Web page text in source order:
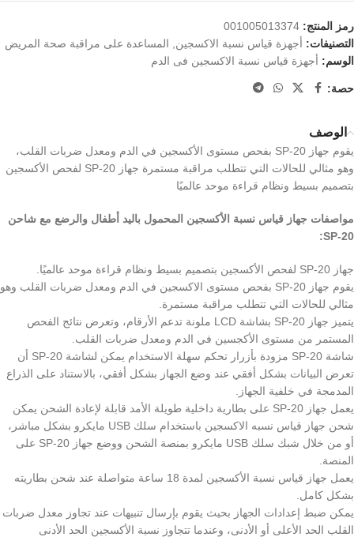
رمز المنتج: 001005013374
التصنيفات: أجهزة قياس نسبة الاكسجين
المساعدة على مراقبة صحة المريض
الوسم: أجهزة قياس نسبة الاكسجين فى الدم
حصة:
الوصف
يقوم جهاز SP-20 بفحص مستوى الأكسجين في الدم ومعدل ضربات القلب،
وهو مثالي للحالات التي تتطلب مراقبة مستمرة جهاز SP-20 لفحص الأكسجين
بتصميم بسيط ونظام قراءة موحد عالميًا
مواصفات جهاز قياس نسبة الأكسجين المحمول باليد أطفال والرضع مع شاحن
SP-20:
جهاز SP-20 لفحص الأكسجين بتصميم بسيط ونظام قراءة موحد عالميًا.
يقوم جهاز SP-20 بفحص مستوى الاكسجين في الدم ومعدل ضربات القلب وهو
مثالي للحالات التي تتطلب مراقبة مستمرة.
يتميز جهاز SP-20 بشاشة LCD ملونة تدعم الأرقام، وتعرض نتائج الفحص
المستمر من مستوى الأكجسين في الدم ومعدل ضربات القلب.
شاشة SP-20 مزودة بأزرار تحكم سهلة الاستخدام يمكن لشاشة SP-20 أن
تعرض البيانات بشكل أفقي عند وضع الجهاز بشكل أفقي، بالاستناد على الذراع
المدمجة في خلفية الجهاز.
يعمل جهاز SP-20 على بطارية داخلية طويلة الأمد قابلة لإعادة الشحن يمكن
شحن جهاز قياس نسبه الاكسجين باستخدام سلك USB مايكرو بشكل مباشر،
أو من خلال شبك سلك USB مايكرو بمنصة الشحن ووضع جهاز SP-20 على
المنصة.
يعمل جهاز قياس نسبة الأكسجين لمدة 18 ساعة متواصلة عند شحن بطاريته
بشكل كامل.
يمكن ضبط إعدادات الجهاز بحيث يقوم بإرسال تنبيهات عند تجاوز معدل ضربات
القلب الحد الأعلى أو الأدنى، وعندما تتجاوز نسبة الأكسجين الحد الأدنى